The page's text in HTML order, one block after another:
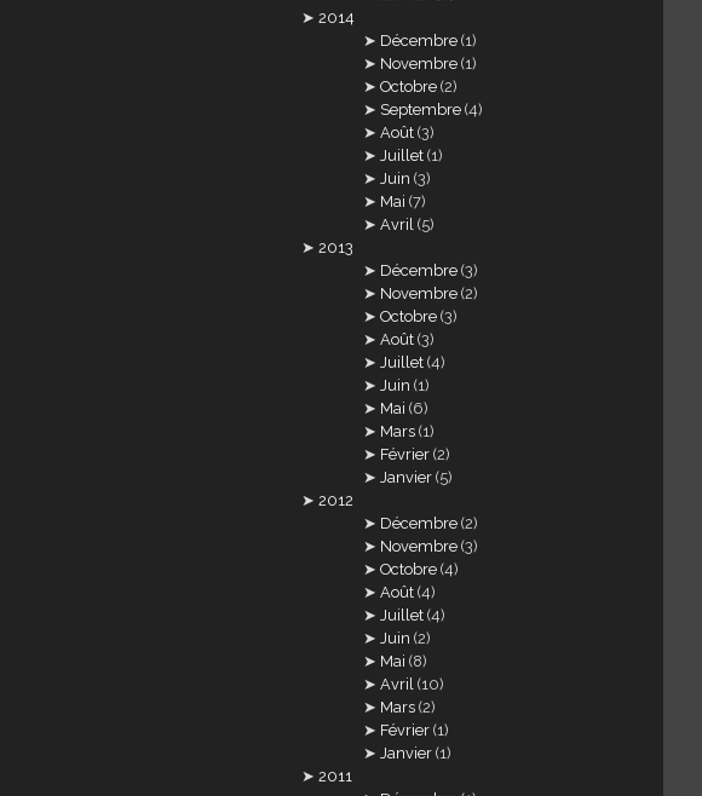
2014
Décembre (1)
Novembre (1)
Octobre (2)
Septembre (4)
Août (3)
Juillet (1)
Juin (3)
Mai (7)
Avril (5)
2013
Décembre (3)
Novembre (2)
Octobre (3)
Août (3)
Juillet (4)
Juin (1)
Mai (6)
Mars (1)
Février (2)
Janvier (5)
2012
Décembre (2)
Novembre (3)
Octobre (4)
Août (4)
Juillet (4)
Juin (2)
Mai (8)
Avril (10)
Mars (2)
Février (1)
Janvier (1)
2011